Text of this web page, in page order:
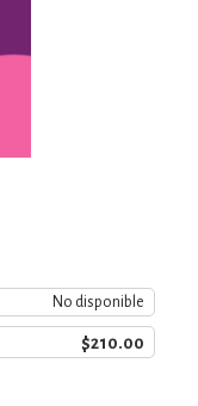
No disponible
$210.00